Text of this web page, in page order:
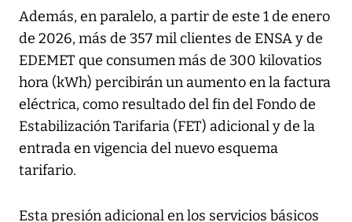
Además, en paralelo, a partir de este 1 de enero
de 2026, más de 357 mil clientes de ENSA y de
EDEMET que consumen más de 300 kilovatios
hora (kWh) percibirán un aumento en la factura
eléctrica, como resultado del fin del Fondo de
Estabilización Tarifaria (FET) adicional y de la
entrada en vigencia del nuevo esquema
tarifario.
Esta presión adicional en los servicios básicos